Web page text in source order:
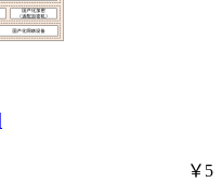
￥5